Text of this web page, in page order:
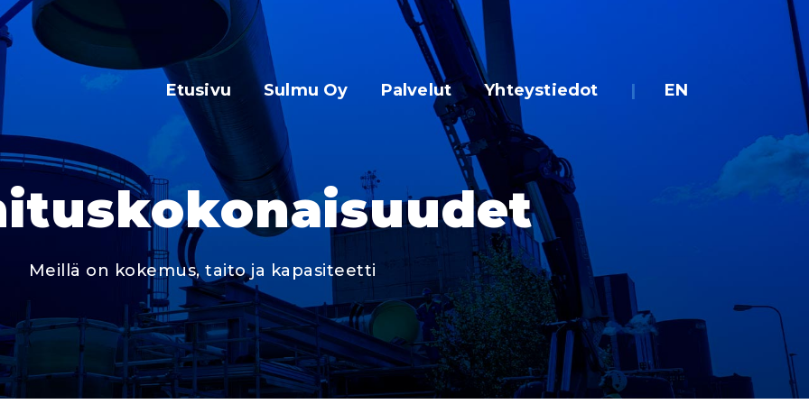
Etusivu Sulmu Oy Palvelut Yhteystiedot EN
Meillä on kokemus, taito ja kapasiteetti